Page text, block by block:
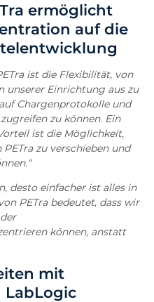
ermöglicht
auf die
ist die Flexibilität, von
unserer Einrichtung aus zu
Chargenprotokolle und
zu können. Ein
ist die Möglichkeit,
zu verschieben und
desto einfacher ist alles in
PETra bedeutet, dass wir
können, anstatt
mit